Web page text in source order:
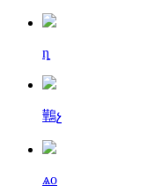
ȵ
鷨չ
ѧо